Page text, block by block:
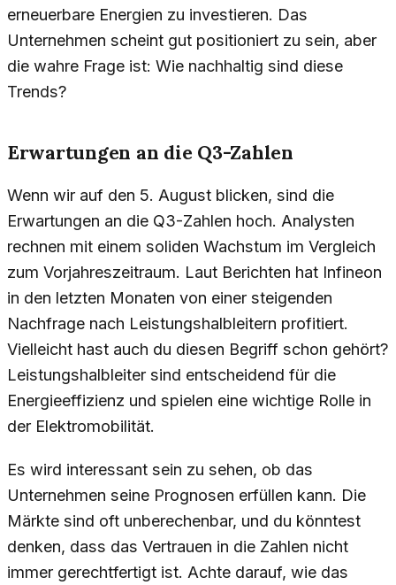
erneuerbare Energien zu investieren. Das
Unternehmen scheint gut positioniert zu sein, aber
die wahre Frage ist: Wie nachhaltig sind diese
Trends?
Erwartungen an die Q3-Zahlen
Wenn wir auf den 5. August blicken, sind die
Erwartungen an die Q3-Zahlen hoch. Analysten
rechnen mit einem soliden Wachstum im Vergleich
zum Vorjahreszeitraum. Laut Berichten hat Infineon
in den letzten Monaten von einer steigenden
Nachfrage nach Leistungshalbleitern profitiert.
Vielleicht hast auch du diesen Begriff schon gehört?
Leistungshalbleiter sind entscheidend für die
Energieeffizienz und spielen eine wichtige Rolle in
der Elektromobilität.
Es wird interessant sein zu sehen, ob das
Unternehmen seine Prognosen erfüllen kann. Die
Märkte sind oft unberechenbar, und du könntest
denken, dass das Vertrauen in die Zahlen nicht
immer gerechtfertigt ist. Achte darauf, wie das